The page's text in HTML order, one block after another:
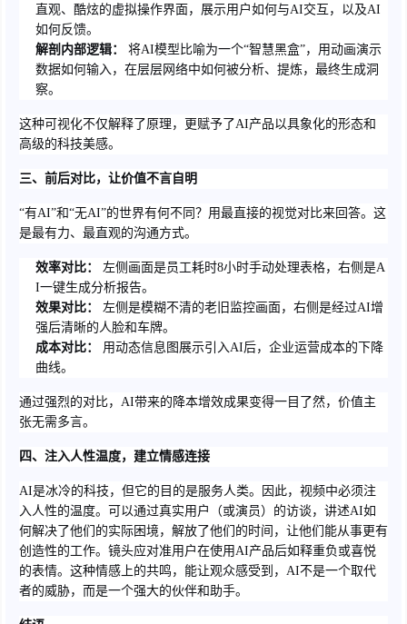
直观、酷炫的虚拟操作界面，展示用户如何与AI交互，以及AI
如何反馈。
解剖内部逻辑：
将AI模型比喻为一个“智慧黑盒”，用动画演示
数据如何输入，在层层网络中如何被分析、提炼，最终生成洞
察。
这种可视化不仅解释了原理，更赋予了AI产品以具象化的形态和
高级的科技美感。
三、前后对比，让价值不言自明
“有AI”和“无AI”的世界有何不同？用最直接的视觉对比来回答。这
是最有力、最直观的沟通方式。
效率对比：
左侧画面是员工耗时8小时手动处理表格，右侧是A
I一键生成分析报告。
效果对比：
左侧是模糊不清的老旧监控画面，右侧是经过AI增
强后清晰的人脸和车牌。
成本对比：
用动态信息图展示引入AI后，企业运营成本的下降
曲线。
通过强烈的对比，AI带来的降本增效成果变得一目了然，价值主
张无需多言。
四、注入人性温度，建立情感连接
AI是冰冷的科技，但它的目的是服务人类。因此，视频中必须注
入人性的温度。可以通过真实用户（或演员）的访谈，讲述AI如
何解决了他们的实际困境，解放了他们的时间，让他们能从事更有
创造性的工作。镜头应对准用户在使用AI产品后如释重负或喜悦
的表情。这种情感上的共鸣，能让观众感受到，AI不是一个取代
者的威胁，而是一个强大的伙伴和助手。